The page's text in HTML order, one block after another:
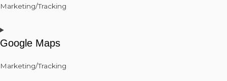
Marketing/Tracking
Google Maps
Marketing/Tracking